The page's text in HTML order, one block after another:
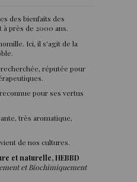
(4 avis)
des bienfaits des
près de 2000 ans.
Ici, il s'agit de la
réputée pour
pour ses vertus
très aromatique,
de nos cultures.
et naturelle, HEBBD
et Biochimiquement